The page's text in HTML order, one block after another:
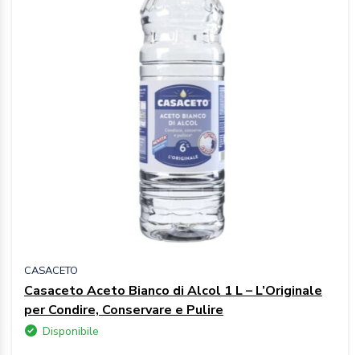
CASACETO
Casaceto Aceto Bianco di Alcol 1 L – L’Originale
per Condire, Conservare e Pulire
Disponibile